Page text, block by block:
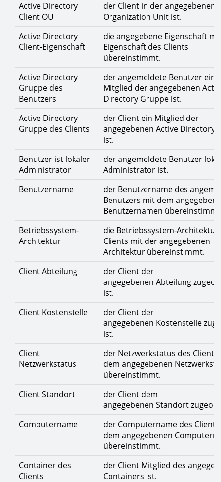
Active Directory
Client OU
der Client in der angegebenen
Organization Unit ist.
Active Directory
Client-Eigenschaft
die angegebene Eigenschaft
Eigenschaft des Clients
übereinstimmt.
Active Directory
Gruppe des
Benutzers
der angemeldete Benutzer ein
Mitglied der angegebenen
Directory Gruppe ist.
Active Directory
Gruppe des Clients
der Client ein Mitglied der
angegebenen Active Directory
ist.
Benutzer ist lokaler
Administrator
der angemeldete Benutzer
Administrator ist.
Benutzername
der Benutzername des
Benutzers mit dem
Benutzernamen
Betriebssystem-
Architektur
die Betriebssystem-Architektur
Clients mit der angegebenen
Architektur übereinstimmt.
Client Abteilung
der Client der
angegebenen Abteilung
ist.
Client Kostenstelle
der Client der
angegebenen Kostenstelle
ist.
Client
Netzwerkstatus
der Netzwerkstatus des Client
dem angegebenen
übereinstimmt.
Client Standort
der Client dem
angegebenen Standort
Computername
der Computername des
dem angegebenen
übereinstimmt.
Container des
Clients
der Client Mitglied des
Containers ist.